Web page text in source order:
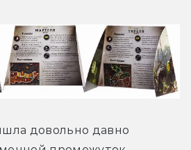
довольно давно